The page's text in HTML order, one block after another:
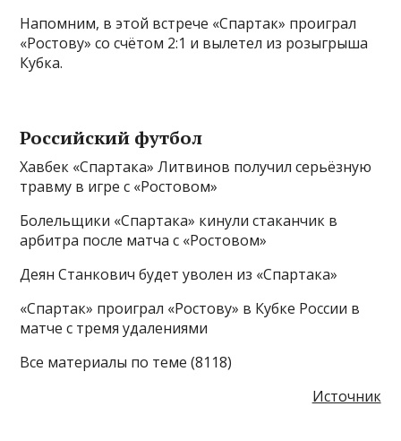
Напомним, в этой встрече «Спартак» проиграл
«Ростову» со счётом 2:1 и вылетел из розыгрыша
Кубка.
Российский футбол
Хавбек «Спартака» Литвинов получил серьёзную
травму в игре с «Ростовом»
Болельщики «Спартака» кинули стаканчик в
арбитра после матча с «Ростовом»
Деян Станкович будет уволен из «Спартака»
«Спартак» проиграл «Ростову» в Кубке России в
матче с тремя удалениями
Все материалы по теме (8118)
Источник